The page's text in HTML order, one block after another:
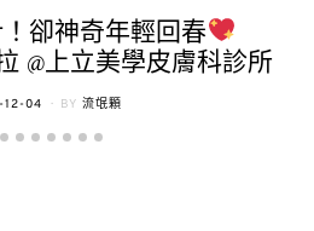
卻神奇年輕回春
@上立美學皮膚科診所
12-04 BY 流氓顆